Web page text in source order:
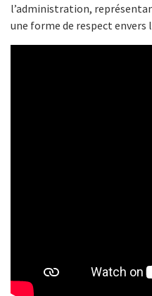
l’administration,
une forme de respect envers